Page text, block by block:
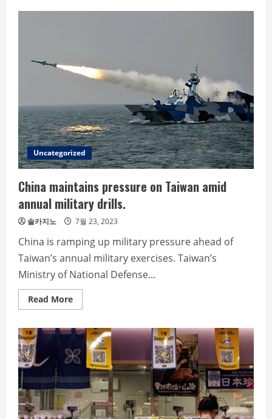
home
run
Dawson’s
debut
Uncategorized
China maintains pressure on Taiwan amid
annual military drills.
솔카지노 7월 23, 2023
China is ramping up military pressure ahead of
Taiwan’s annual military exercises. Taiwan’s
Ministry of National Defense...
Read MoreRead
more
maintains
pressure
on
Taiwan
amid
annual
military
drills.